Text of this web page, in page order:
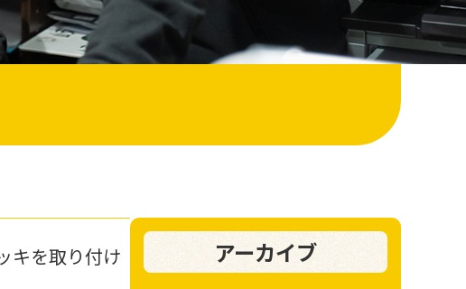
キを取り付け
アーカイブ